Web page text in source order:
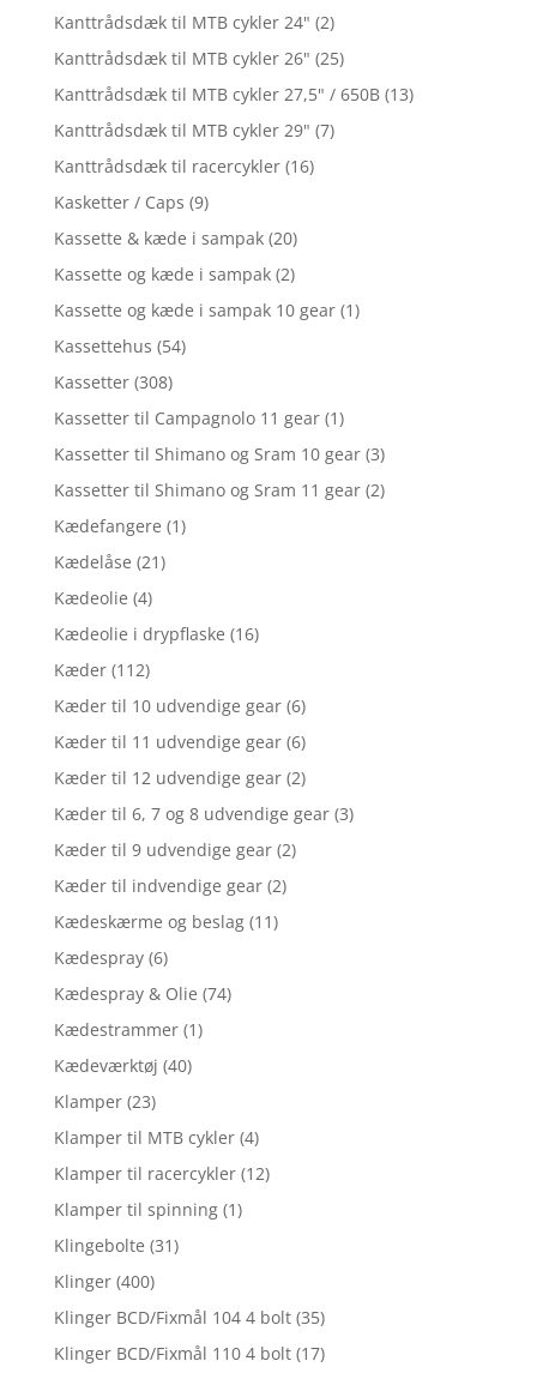
Kanttrådsdæk til MTB cykler 24" (2)
Kanttrådsdæk til MTB cykler 26" (25)
Kanttrådsdæk til MTB cykler 27,5" / 650B (13)
Kanttrådsdæk til MTB cykler 29" (7)
Kanttrådsdæk til racercykler (16)
Kasketter / Caps (9)
Kassette & kæde i sampak (20)
Kassette og kæde i sampak (2)
Kassette og kæde i sampak 10 gear (1)
Kassettehus (54)
Kassetter (308)
Kassetter til Campagnolo 11 gear (1)
Kassetter til Shimano og Sram 10 gear (3)
Kassetter til Shimano og Sram 11 gear (2)
Kædefangere (1)
Kædelåse (21)
Kædeolie (4)
Kædeolie i drypflaske (16)
Kæder (112)
Kæder til 10 udvendige gear (6)
Kæder til 11 udvendige gear (6)
Kæder til 12 udvendige gear (2)
Kæder til 6, 7 og 8 udvendige gear (3)
Kæder til 9 udvendige gear (2)
Kæder til indvendige gear (2)
Kædeskærme og beslag (11)
Kædespray (6)
Kædespray & Olie (74)
Kædestrammer (1)
Kædeværktøj (40)
Klamper (23)
Klamper til MTB cykler (4)
Klamper til racercykler (12)
Klamper til spinning (1)
Klingebolte (31)
Klinger (400)
Klinger BCD/Fixmål 104 4 bolt (35)
Klinger BCD/Fixmål 110 4 bolt (17)